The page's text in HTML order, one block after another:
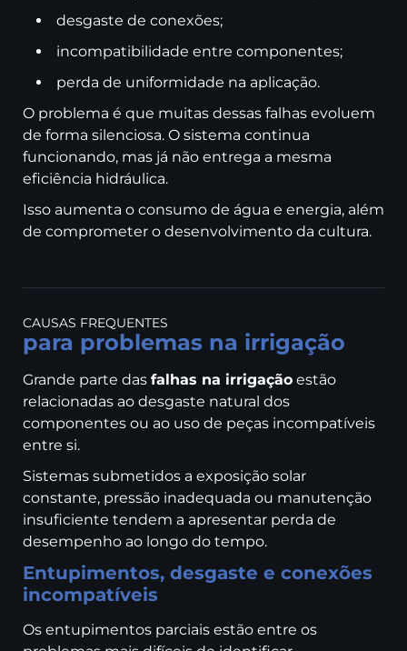
desgaste de conexões;
incompatibilidade entre componentes;
perda de uniformidade na aplicação.
O problema é que muitas dessas falhas evoluem
de forma silenciosa. O sistema continua
funcionando, mas já não entrega a mesma
eficiência hidráulica.
Isso aumenta o consumo de água e energia, além
de comprometer o desenvolvimento da cultura.
CAUSAS FREQUENTES
para problemas na irrigação
Grande parte das falhas na irrigação estão
relacionadas ao desgaste natural dos
componentes ou ao uso de peças incompatíveis
entre si.
Sistemas submetidos a exposição solar
constante, pressão inadequada ou manutenção
insuficiente tendem a apresentar perda de
desempenho ao longo do tempo.
Entupimentos, desgaste e conexões
incompatíveis
Os entupimentos parciais estão entre os